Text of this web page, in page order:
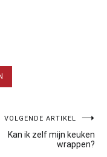
VOLGENDE ARTIKEL
Kan ik zelf mijn keuken
wrappen?